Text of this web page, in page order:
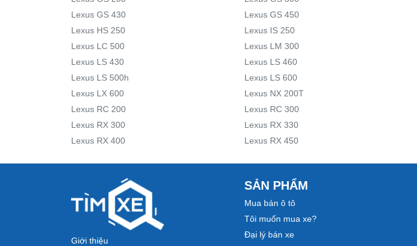
Lexus GS 430
Lexus GS 450
Lexus HS 250
Lexus IS 250
Lexus LC 500
Lexus LM 300
Lexus LS 430
Lexus LS 460
Lexus LS 500h
Lexus LS 600
Lexus LX 600
Lexus NX 200T
Lexus RC 200
Lexus RC 300
Lexus RX 300
Lexus RX 330
Lexus RX 400
Lexus RX 450
Giới thiệu
SẢN PHẨM
Mua bán ô tô
Tôi muốn mua xe?
Đại lý bán xe